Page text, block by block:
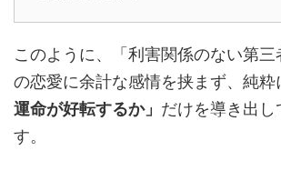
このように、「利害関係のない第三
の恋愛に余計な感情を挟まず、純粋
運命が好転するか」 だけを導き出
す。